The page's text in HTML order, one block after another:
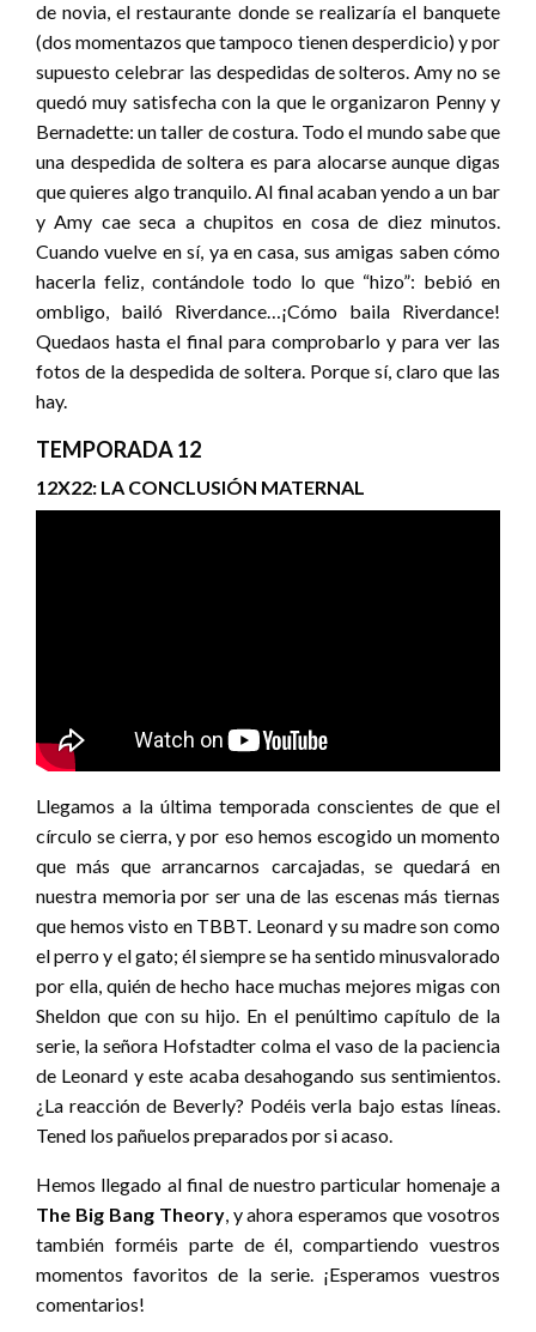
de novia, el restaurante donde se realizaría el banquete
(dos momentazos que tampoco tienen desperdicio) y por
supuesto celebrar las despedidas de solteros. Amy no se
quedó muy satisfecha con la que le organizaron Penny y
Bernadette: un taller de costura. Todo el mundo sabe que
una despedida de soltera es para alocarse aunque digas
que quieres algo tranquilo. Al final acaban yendo a un bar
y Amy cae seca a chupitos en cosa de diez minutos.
Cuando vuelve en sí, ya en casa, sus amigas saben cómo
hacerla feliz, contándole todo lo que “hizo”: bebió en
ombligo, bailó Riverdance…¡Cómo baila Riverdance!
Quedaos hasta el final para comprobarlo y para ver las
fotos de la despedida de soltera. Porque sí, claro que las
hay.
TEMPORADA 12
12X22: LA CONCLUSIÓN MATERNAL
Llegamos a la última temporada conscientes de que el
círculo se cierra, y por eso hemos escogido un momento
que más que arrancarnos carcajadas, se quedará en
nuestra memoria por ser una de las escenas más tiernas
que hemos visto en TBBT. Leonard y su madre son como
el perro y el gato; él siempre se ha sentido minusvalorado
por ella, quién de hecho hace muchas mejores migas con
Sheldon que con su hijo. En el penúltimo capítulo de la
serie, la señora Hofstadter colma el vaso de la paciencia
de Leonard y este acaba desahogando sus sentimientos.
¿La reacción de Beverly? Podéis verla bajo estas líneas.
Tened los pañuelos preparados por si acaso.
Hemos llegado al final de nuestro particular homenaje a
The Big Bang Theory, y ahora esperamos que vosotros
también forméis parte de él, compartiendo vuestros
momentos favoritos de la serie. ¡Esperamos vuestros
comentarios!